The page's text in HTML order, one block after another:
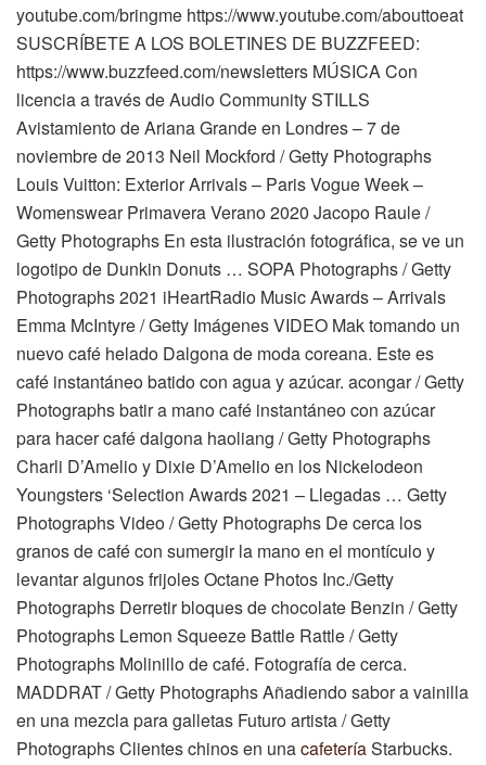
youtube.com/bringme https://www.youtube.com/abouttoeat
SUSCRÍBETE A LOS BOLETINES DE BUZZFEED:
https://www.buzzfeed.com/newsletters MÚSICA Con
licencia a través de Audio Community STILLS
Avistamiento de Ariana Grande en Londres – 7 de
noviembre de 2013 Neil Mockford / Getty Photographs
Louis Vuitton: Exterior Arrivals – Paris Vogue Week –
Womenswear Primavera Verano 2020 Jacopo Raule /
Getty Photographs En esta ilustración fotográfica, se ve un
logotipo de Dunkin Donuts … SOPA Photographs / Getty
Photographs 2021 iHeartRadio Music Awards – Arrivals
Emma McIntyre / Getty Imágenes VIDEO Mak tomando un
nuevo café helado Dalgona de moda coreana. Este es
café instantáneo batido con agua y azúcar. acongar / Getty
Photographs batir a mano café instantáneo con azúcar
para hacer café dalgona haoliang / Getty Photographs
Charli D’Amelio y Dixie D’Amelio en los Nickelodeon
Youngsters ‘Selection Awards 2021 – Llegadas … Getty
Photographs Video / Getty Photographs De cerca los
granos de café con sumergir la mano en el montículo y
levantar algunos frijoles Octane Photos Inc./Getty
Photographs Derretir bloques de chocolate Benzin / Getty
Photographs Lemon Squeeze Battle Rattle / Getty
Photographs Molinillo de café. Fotografía de cerca.
MADDRAT / Getty Photographs Añadiendo sabor a vainilla
en una mezcla para galletas Futuro artista / Getty
Photographs Clientes chinos en unacafeteríaStarbucks.